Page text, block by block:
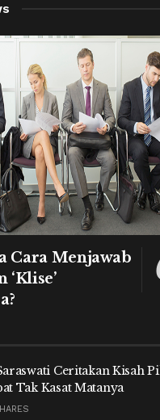
Cara Menjawab
‘Klise’
Ceritakan Kisah
Tak Kasat Matanya